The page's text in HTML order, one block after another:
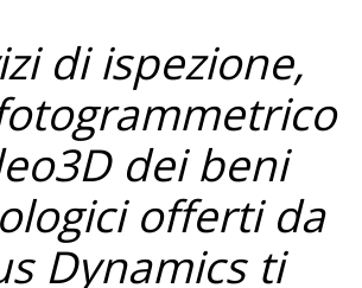
di ispezione,
dei beni
offerti da
Dynamics ti